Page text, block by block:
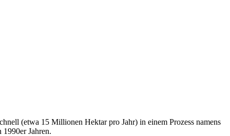
(etwa 15 Millionen Hektar pro Jahr) in einem Prozess namens
Jahren.